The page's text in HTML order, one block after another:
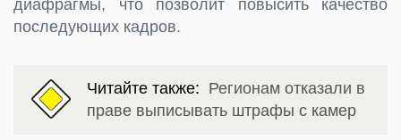
диафрагмы, что позволит повысить качество
последующих кадров.
Читайте также: Регионам отказали в
праве выписывать штрафы с камер